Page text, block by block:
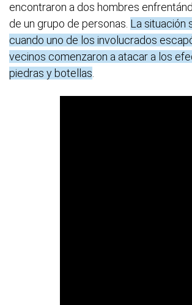
encontraron a dos hombres
de un grupo de personas. La situación
cuando uno de los involucrados
vecinos comenzaron a atacar a los
piedras y botellas